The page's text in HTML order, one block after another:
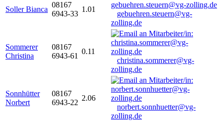
Soller Bianca
08167
6943-33
1.01
gebuehren.steuern@vg-
zolling.de
Sommerer
Christina
08167
6943-61
0.11
christina.sommerer@vg-
zolling.de
Sonnhütter
Norbert
08167
6943-22
2.06
norbert.sonnhuetter@vg-
zolling.de